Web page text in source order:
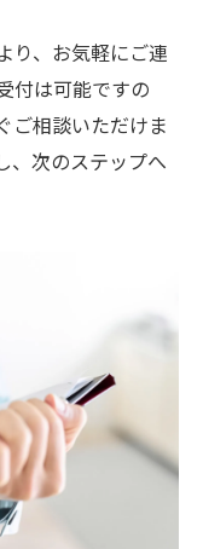
り、お気軽にご連
付は可能ですの
ご相談いただけま
、次のステップへ